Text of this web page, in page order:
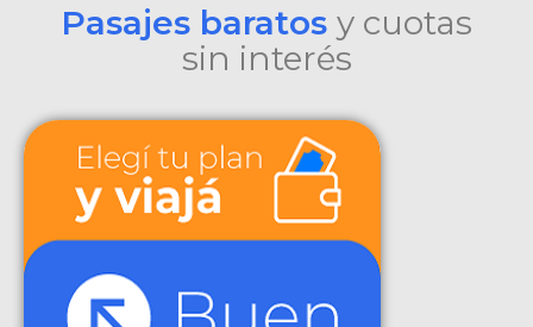
Pasajes baratos y cuotas
sin interés